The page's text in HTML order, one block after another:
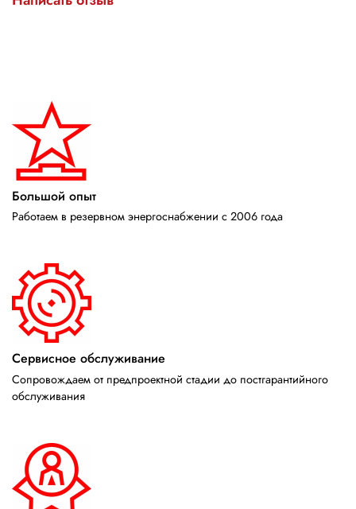
Большой опыт
Работаем в резервном энергоснабжении с 2006 года
Сервисное обслуживание
Сопровождаем от предпроектной стадии до постгарантийного
обслуживания